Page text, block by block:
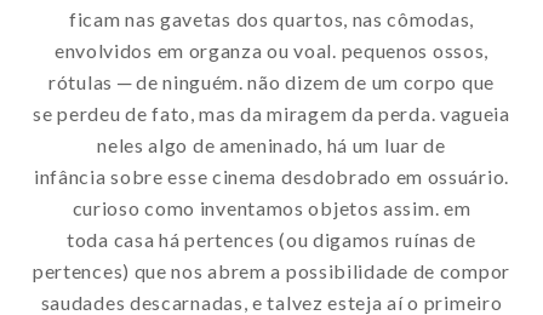
ficam nas gavetas dos quartos, nas cômodas,
envolvidos em organza ou voal. pequenos ossos,
rótulas ─ de ninguém. não dizem de um corpo que
se perdeu de fato, mas da miragem da perda. vagueia
neles algo de ameninado, há um luar de
infância sobre esse cinema desdobrado em ossuário.
curioso como inventamos objetos assim. em
toda casa há pertences (ou digamos ruínas de
pertences) que nos abrem a possibilidade de compor
saudades descarnadas, e talvez esteja aí o primeiro